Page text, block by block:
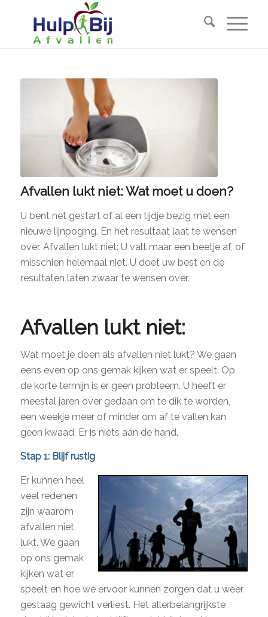
Afvallen lukt niet: Wat moet u doen?
U bent net gestart of al een tijdje bezig met een
nieuwe lijnpoging. En het resultaat laat te wensen
over. Afvallen lukt niet: U valt maar een beetje af, of
misschien helemaal niet. U doet uw best en de
resultaten laten zwaar te wensen over.
Afvallen lukt niet:
Wat moet je doen als afvallen niet lukt? We gaan
eens even op ons gemak kijken wat er speelt. Op
de korte termijn is er geen probleem. U heeft er
meestal jaren over gedaan om te dik te worden,
een weekje meer of minder om af te vallen kan
geen kwaad. Er is niets aan de hand.
Stap 1: Blijf rustig
Er kunnen heel
veel redenen
zijn waarom
afvallen niet
lukt. We gaan
op ons gemak
kijken wat er
speelt en hoe we ervoor kunnen zorgen dat u weer
gestaag gewicht verliest. Het allerbelangrijkste